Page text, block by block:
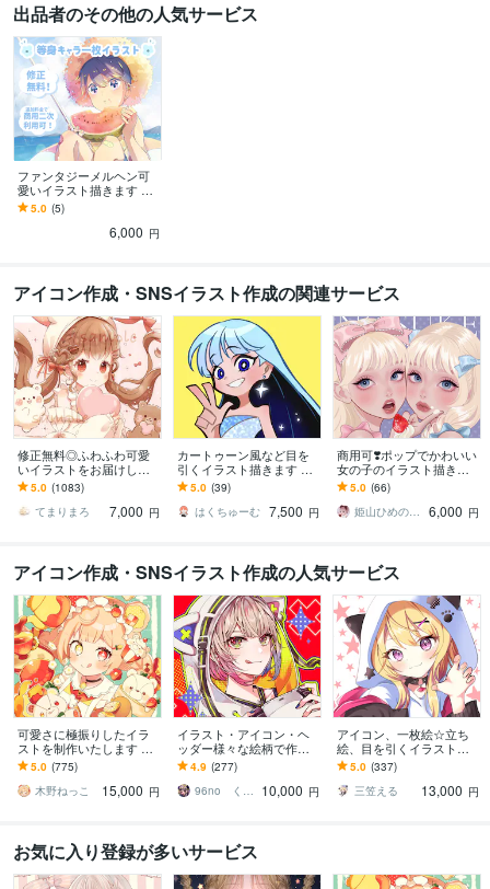
出品者のその他の人気サービス
ファンタジーメルヘン可
愛いイラスト描きます 可
愛く丁寧に描かせて頂き
ます！
5.0 (5)
6,000 円
アイコン作成・SNSイラスト作成の関連サービス
修正無料◎ふわふわ可愛
いイラストをお届けしま
す X、YouTube、グッズな
ど様々な用途で使用可能
です◎
5.0 (1083)
てまりまろ
7,000 円
カートゥーン風など目を
引くイラスト描きます SN
Sアイコンや記念イラス
ト、立ち絵、キャラデザ
におすすめ！
5.0 (39)
はくちゅーむ 7,500 円
商用可❣️ポップでかわいい
女の子のイラスト描きま
す 配信背景／アイコン／
ヘッダー／一枚絵／グッ
ズ／プレゼントにも
5.0 (66)
姫山ひめのすけ
6,000 円
アイコン作成・SNSイラスト作成の人気サービス
可愛さに極振りしたイラ
ストを制作いたします ★
商用利用＆二次利用込
み！ミニキャラは小物２
点まで無料！★
5.0 (775)
木野ねっこ
15,000 円
イラスト・アイコン・ヘ
ッダー様々な絵柄で作成
します 商用可！似顔絵・
ブログ・インスタ・動画
配信サムネ等用途様々！
4.9 (277)
96no くろの
10,000 円
アイコン、一枚絵☆立ち
絵、目を引くイラスト描
きます イリアム、サム
ネ、live2D、YouTube、歌
ってみたも
5.0 (337)
三笠える
13,000 円
お気に入り登録が多いサービス